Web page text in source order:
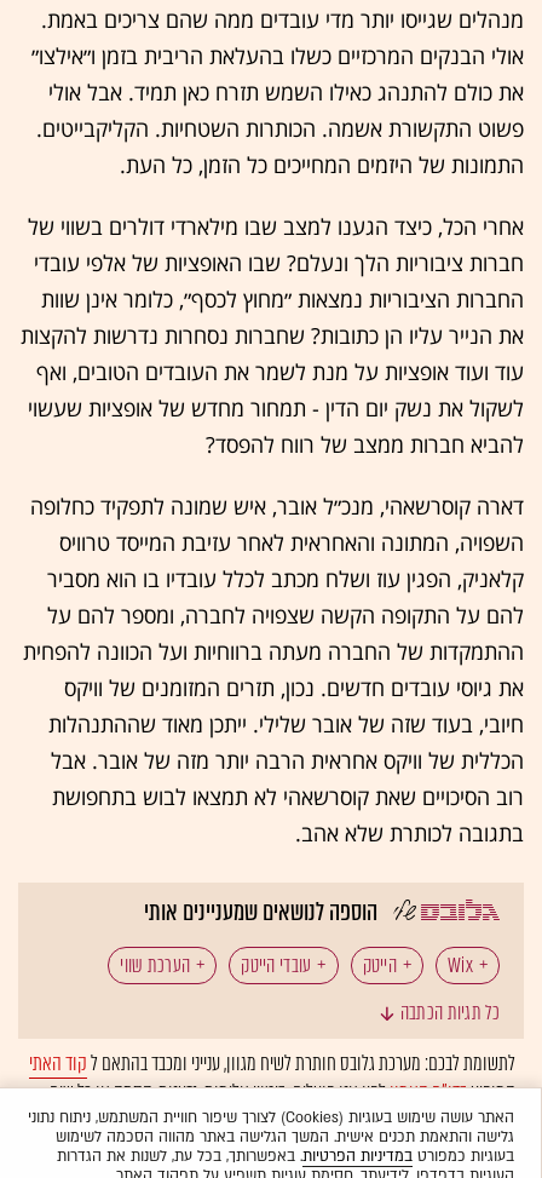
מנהלים שגייסו יותר מדי עובדים ממה שהם צריכים באמת.
אולי הבנקים המרכזיים כשלו בהעלאת הריבית בזמן ו״אילצו״
את כולם להתנהג כאילו השמש תזרח כאן תמיד. אבל אולי
פשוט התקשורת אשמה. הכותרות השטחיות. הקליקבייטים.
התמונות של היזמים המחייכים כל הזמן, כל העת.
אחרי הכל, כיצד הגענו למצב שבו מילארדי דולרים בשווי של
חברות ציבוריות הלך ונעלם? שבו האופציות של אלפי עובדי
החברות הציבוריות נמצאות ״מחוץ לכסף״, כלומר אינן שוות
את הנייר עליו הן כתובות? שחברות נסחרות נדרשות להקצות
עוד ועוד אופציות על מנת לשמר את העובדים הטובים, ואף
לשקול את נשק יום הדין - תמחור מחדש של אופציות שעשוי
להביא חברות ממצב של רווח להפסד?
דארה קוסרשאהי, מנכ״ל אובר, איש שמונה לתפקיד כחלופה
השפויה, המתונה והאחראית לאחר עזיבת המייסד טרוויס
קלאניק, הפגין עוז ושלח מכתב לכלל עובדיו בו הוא מסביר
להם על התקופה הקשה שצפויה לחברה, ומספר להם על
ההתמקדות של החברה מעתה ברווחיות ועל הכוונה להפחית
את גיוסי עובדים חדשים. נכון, תזרים המזומנים של וויקס
חיובי, בעוד שזה של אובר שלילי. ייתכן מאוד שההתנהלות
הכללית של וויקס אחראית הרבה יותר מזה של אובר. אבל
רוב הסיכויים שאת קוסרשאהי לא תמצאו לבוש בתחפושת
בתגובה לכותרת שלא אהב.
הוספה לנושאים שמעניינים אותי
Wix הייטק עובדי הייטק הערכת שווי
אבישי אברהמי
כל תגיות הכתבה
לתשומת לבכם: מערכת גלובס חותרת לשיח מגוון, ענייני ומכבד בהתאם לקוד האתי
המופיעבדו"ח האמוןלפיו אנו פועלים. ביטויי אלימות, גזענות, הסתה או כל שיח
בלתי הולם אחר מסוננים בצורהאוטומטיתולא יפורסמו באתר.
האתר עושה שימוש בעוגיות (Cookies) לצורך שיפור חוויית המשתמש, ניתוח נתוני
גלישה והתאמת תכנים אישית. המשך הגלישה באתר מהווה הסכמה לשימוש
בעוגיות כמפורטבמדיניות הפרטיות. באפשרותך, בכל עת, לשנות את הגדרות